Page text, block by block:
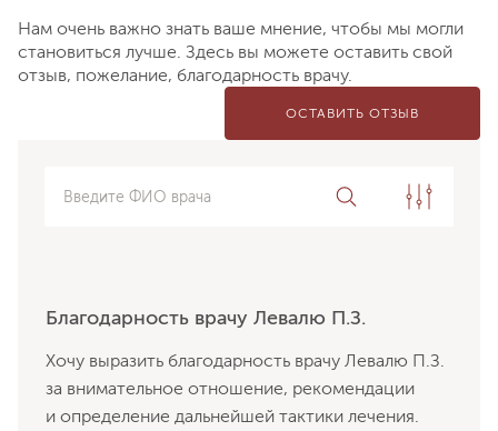
Благодарность врачу Левалю П.З.
Хочу выразить благодарность врачу Левалю П.З.
за внимательное отношение, рекомендации
и определение дальнейшей тактики лечения.
Введите ФИО врача
Нам очень важно знать ваше мнение, чтобы мы могли
становиться лучше. Здесь вы можете оставить свой
отзыв, пожелание, благодарность врачу.
ОСТАВИТЬ ОТЗЫВ